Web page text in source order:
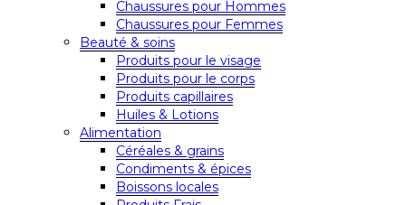
Chaussures pour Hommes
Chaussures pour Femmes
Beauté & soins
Produits pour le visage
Produits pour le corps
Produits capillaires
Huiles & Lotions
Alimentation
Céréales & grains
Condiments & épices
Boissons locales